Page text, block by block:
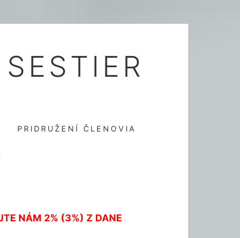
PRIDRUŽENÍ ČLENOVIA
NÁM 2% (3%) Z DANE